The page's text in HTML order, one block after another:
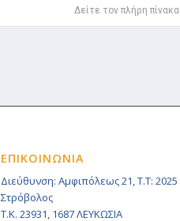
Δείτε τον πλήρη πίνακα
ΕΠΙΚΟΙΝΩΝΙΑ
Διεύθυνση: Αμφιπόλεως 21, Τ.Τ: 2025
Στρόβολος
Τ.Κ. 23931, 1687 ΛΕΥΚΩΣΙΑ